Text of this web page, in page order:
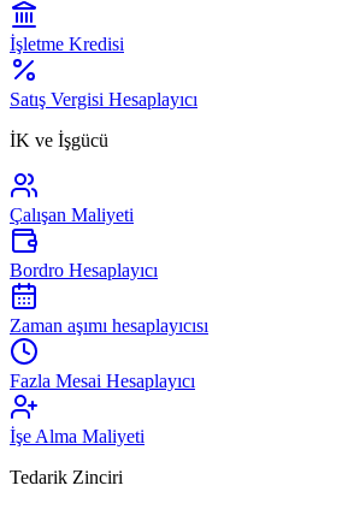
İşletme Kredisi
Satış Vergisi Hesaplayıcı
İK ve İşgücü
Çalışan Maliyeti
Bordro Hesaplayıcı
Zaman aşımı hesaplayıcısı
Fazla Mesai Hesaplayıcı
İşe Alma Maliyeti
Tedarik Zinciri